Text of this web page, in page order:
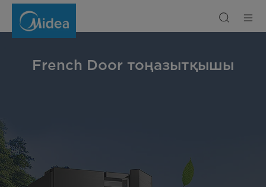
тоңазытқышы
French Door тоңазытқышы